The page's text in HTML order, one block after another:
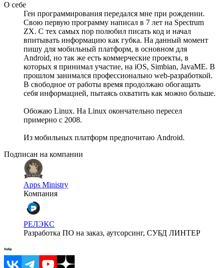
О себе
Ген программирования передался мне при рождении.
Свою первую программу написал в 7 лет на Spectrum
ZX. С тех самых пор полюбил писать код и начал
впитывать информацию как губка. На данный момент
пишу для мобильный платформ, в основном для
Android, но так же есть коммерческие проекты, в
которых я принимал участие, на iOS, Simbian, JavaME. В
прошлом занимался профессионально web-разработкой.
В свободное от работы время продолжаю обогащать
себя информацией, пытаясь охватить как можно больше.
Обожаю Linux. На Linux окончательно пересел
примерно с 2008.
Из мобильных платформ предпочитаю Android.
Подписан на компании
Apps Ministry
Компания
РЕЛЭКС
Разработка ПО на заказ, аутсорсинг, СУБД ЛИНТЕР